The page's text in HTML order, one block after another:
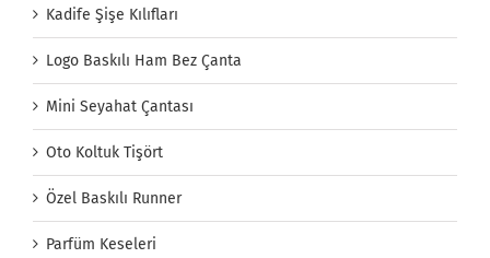
Kadife Şişe Kılıfları
Logo Baskılı Ham Bez Çanta
Mini Seyahat Çantası
Oto Koltuk Tişört
Özel Baskılı Runner
Parfüm Keseleri